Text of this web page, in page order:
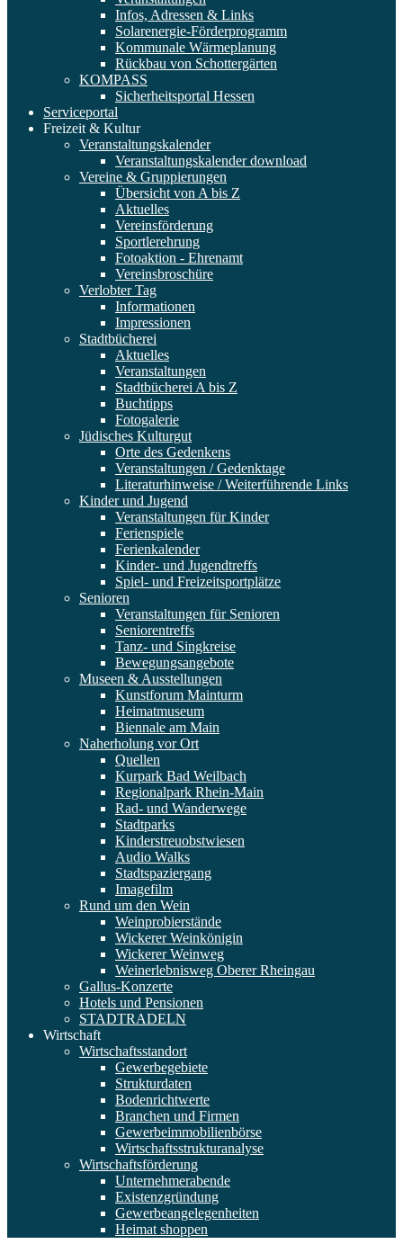
Infos, Adressen & Links
Solarenergie-Förderprogramm
Kommunale Wärmeplanung
Rückbau von Schottergärten
KOMPASS
Sicherheitsportal Hessen
Serviceportal
Freizeit & Kultur
Veranstaltungskalender
Veranstaltungskalender download
Vereine & Gruppierungen
Übersicht von A bis Z
Aktuelles
Vereinsförderung
Sportlerehrung
Fotoaktion - Ehrenamt
Vereinsbroschüre
Verlobter Tag
Informationen
Impressionen
Stadtbücherei
Aktuelles
Veranstaltungen
Stadtbücherei A bis Z
Buchtipps
Fotogalerie
Jüdisches Kulturgut
Orte des Gedenkens
Veranstaltungen / Gedenktage
Literaturhinweise / Weiterführende Links
Kinder und Jugend
Veranstaltungen für Kinder
Ferienspiele
Ferienkalender
Kinder- und Jugendtreffs
Spiel- und Freizeitsportplätze
Senioren
Veranstaltungen für Senioren
Seniorentreffs
Tanz- und Singkreise
Bewegungsangebote
Museen & Ausstellungen
Kunstforum Mainturm
Heimatmuseum
Biennale am Main
Naherholung vor Ort
Quellen
Kurpark Bad Weilbach
Regionalpark Rhein-Main
Rad- und Wanderwege
Stadtparks
Kinderstreuobstwiesen
Audio Walks
Stadtspaziergang
Imagefilm
Rund um den Wein
Weinprobierstände
Wickerer Weinkönigin
Wickerer Weinweg
Weinerlebnisweg Oberer Rheingau
Gallus-Konzerte
Hotels und Pensionen
STADTRADELN
Wirtschaft
Wirtschaftsstandort
Gewerbegebiete
Strukturdaten
Bodenrichtwerte
Branchen und Firmen
Gewerbeimmobilienbörse
Wirtschaftsstrukturanalyse
Wirtschaftsförderung
Unternehmerabende
Existenzgründung
Gewerbeangelegenheiten
Heimat shoppen